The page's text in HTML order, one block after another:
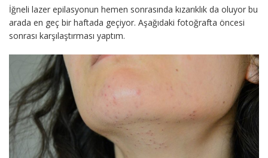
İğneli lazer epilasyonun hemen sonrasında kızarıklık da oluyor bu
arada en geç bir haftada geçiyor. Aşağıdaki fotoğrafta öncesi
sonrası karşılaştırması yaptım.